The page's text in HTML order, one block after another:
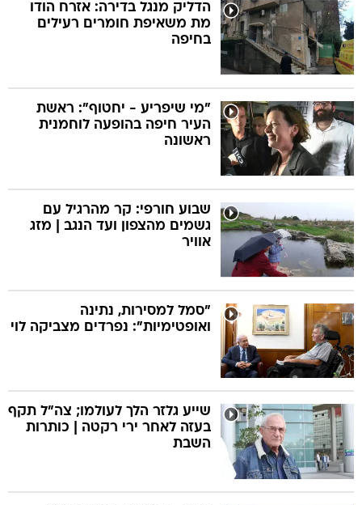
הדליק מנגל בדירה: אזרח הודו
מת משאיפת חומרים רעילים
בחיפה
"מי שיפריע - יחטוף": ראשת
העיר חיפה בהופעה לוחמנית
ראשונה
שבוע חורפי: קר מהרגיל עם
גשמים מהצפון ועד הנגב | מזג
אוויר
"סמל למסירות, נתינה
ואופטימיות": נפרדים מצביקה לוי
שייע גלזר הלך לעולמו; צה"ל תקף
בעזה לאחר ירי רקטה | כותרות
השבת